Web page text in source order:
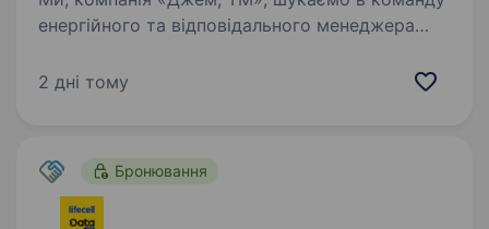
енергійного та відповідального менеджера
на виробництві обідніх столів та стільців в
2 дні тому
Бронювання